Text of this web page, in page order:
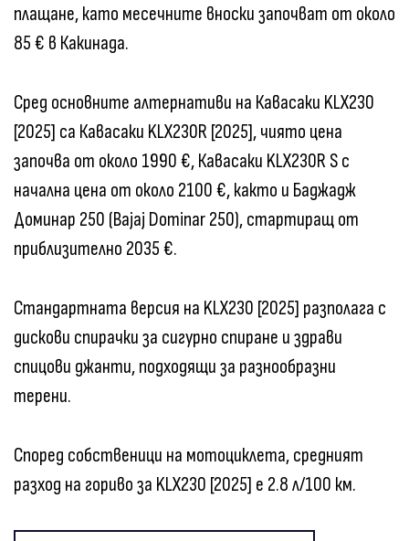
плащане, като месечните вноски започват от около
85 € в Какинада.
Сред основните алтернативи на Кавасаки KLX230
[2025] са Кавасаки KLX230R [2025], чиято цена
започва от около 1990 €, Кавасаки KLX230R S с
начална цена от около 2100 €, както и Баджадж
Доминар 250 (Bajaj Dominar 250), стартиращ от
приблизително 2035 €.
Стандартната версия на KLX230 [2025] разполага с
дискови спирачки за сигурно спиране и здрави
спицови джанти, подходящи за разнообразни
терени.
Според собственици на мотоциклета, средният
разход на гориво за KLX230 [2025] е 2.8 л/100 км.